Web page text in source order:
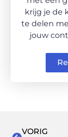
krijg je de
te delen
jouw
VORIG